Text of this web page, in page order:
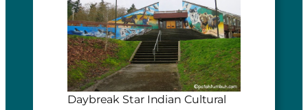
Daybreak Star Indian Cultural